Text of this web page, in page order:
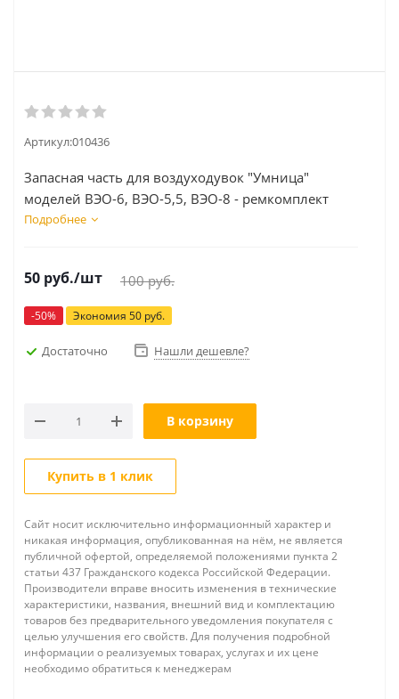
Артикул:010436
Запасная часть для воздуходувок "Умница"
моделей ВЭО-6, ВЭО-5,5, ВЭО-8 - ремкомплект
(состоит из: распыляющей насадки-1 шт.,
полиэтиленовый пакет
Подробнее
50 руб./шт 100руб.
-50% Экономия 50 руб.
Достаточно Нашли дешевле?
В корзину
Купить в 1 клик
Сайт носит исключительно информационный характер и
никакая информация, опубликованная на нём, не является
публичной офертой, определяемой положениями пункта 2
статьи 437 Гражданского кодекса Российской Федерации.
Производители вправе вносить изменения в технические
характеристики, названия, внешний вид и комплектацию
товаров без предварительного уведомления покупателя с
целью улучшения его свойств. Для получения подробной
информации о реализуемых товарах, услугах и их цене
необходимо обратиться к менеджерам